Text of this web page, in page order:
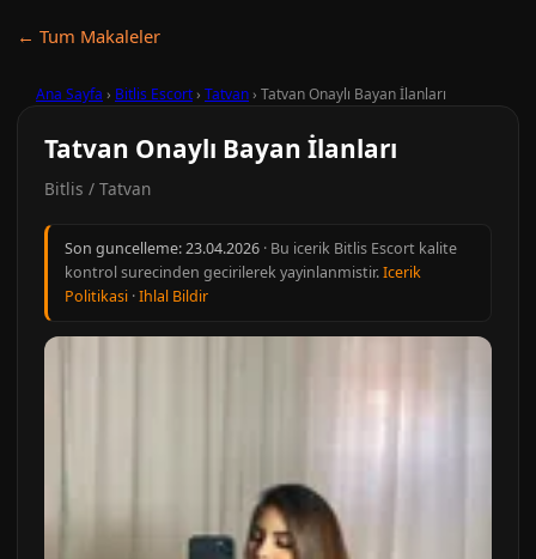
← Tum Makaleler
Ana Sayfa › Bitlis Escort› Tatvan› Tatvan Onaylı Bayan İlanları
Tatvan Onaylı Bayan İlanları
Bitlis / Tatvan
Son guncelleme:23.04.2026 · Bu icerik Bitlis Escort kalite
kontrol surecinden gecirilerek yayinlanmistir.Icerik
Politikasi ·Ihlal Bildir